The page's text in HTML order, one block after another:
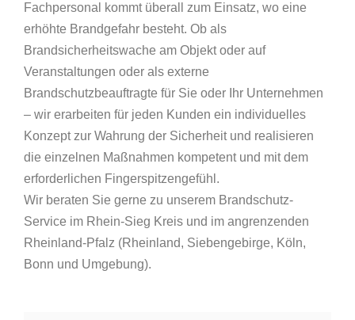
Fachpersonal kommt überall zum Einsatz, wo eine
erhöhte Brandgefahr besteht. Ob als
Brandsicherheitswache am Objekt oder auf
Veranstaltungen oder als externe
Brandschutzbeauftragte für Sie oder Ihr Unternehmen
– wir erarbeiten für jeden Kunden ein individuelles
Konzept zur Wahrung der Sicherheit und realisieren
die einzelnen Maßnahmen kompetent und mit dem
erforderlichen Fingerspitzengefühl.
Wir beraten Sie gerne zu unserem Brandschutz-
Service im Rhein-Sieg Kreis und im angrenzenden
Rheinland-Pfalz (Rheinland, Siebengebirge, Köln,
Bonn und Umgebung).